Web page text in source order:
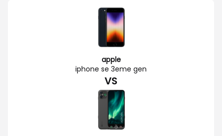
apple
iphone se 3eme gen
VS